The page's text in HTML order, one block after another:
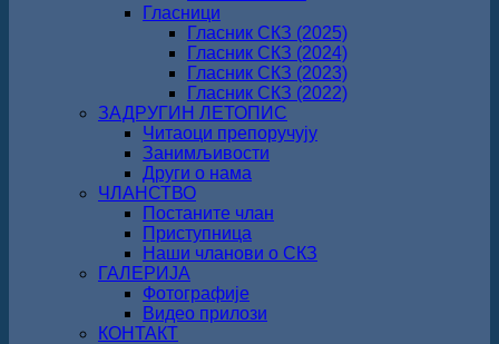
Гласници
Гласник СКЗ (2025)
Гласник СКЗ (2024)
Гласник СКЗ (2023)
Гласник СКЗ (2022)
ЗАДРУГИН ЛЕТОПИС
Читаоци препоручују
Занимљивости
Други о нама
ЧЛАНСТВО
Постаните члан
Приступница
Наши чланови о СКЗ
ГАЛЕРИЈА
Фотографије
Видео прилози
КОНТАКТ